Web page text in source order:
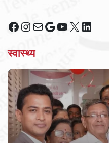
Facebook
Instagram
MailGoogle
YouTube
X
स्वास्थ्य